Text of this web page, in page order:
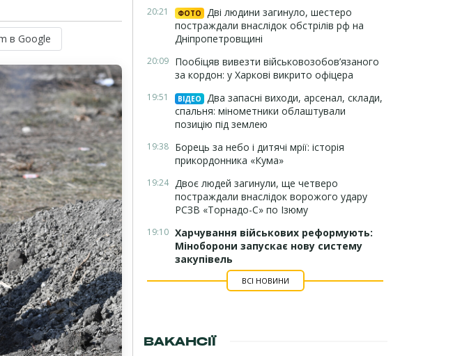
в Google
20:21 ФОТО
Дві людини загинуло, шестеро
постраждали внаслідок обстрілів рф на
Дніпропетровщині
20:09 Пообіцяв вивезти військовозобов’язаного
за кордон: у Харкові викрито офіцера
19:51 ВІДЕО
Два запасні виходи, арсенал, склади,
спальня: мінометники облаштували
позицію під землею
19:38 Борець за небо і дитячі мрії: історія
прикордонника «Кума»
19:24 Двоє людей загинули, ще четверо
постраждали внаслідок ворожого удару
РСЗВ «Торнадо-С» по Ізюму
19:10 Харчування військових реформують:
Міноборони запускає нову систему
закупівель
ВСІ НОВИНИ
ВАКАНСІЇ